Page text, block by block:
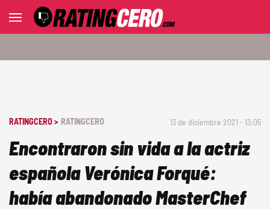
RATINGCERO > RATINGCERO 13 de diciembre 2021 - 13:05
Encontraron sin vida a la actriz
española Verónica Forqué:
había abandonado MasterChef